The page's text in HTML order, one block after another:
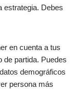
estrategia. Debes
en cuenta a tus
de partida. Puedes
demográficos
persona más